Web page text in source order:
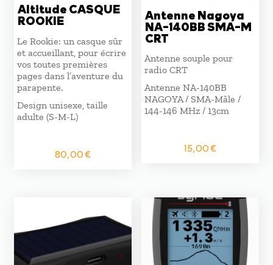
Altitude CASQUE
ROOKIE
Le Rookie: un casque sûr
et accueillant, pour écrire
vos toutes premières
pages dans l’aventure du
parapente.
Design unisexe, taille
adulte (S-M-L)
80,00€
Antenne Nagoya
NA-140BB SMA-M
CRT
Antenne souple pour
radio CRT
Antenne NA-140BB
NAGOYA / SMA-Mâle /
144-146 MHz / 13cm
15,00€